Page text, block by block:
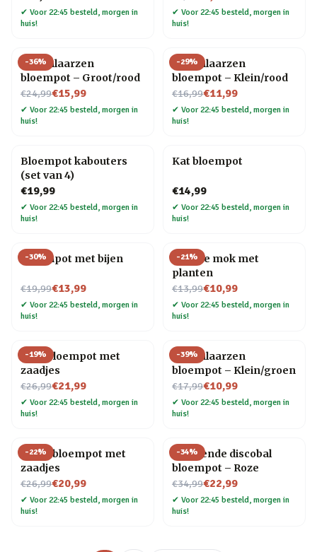
✔ Voor 22:45 besteld, morgen in
huis!
✔ Voor 22:45 besteld, morgen in
huis!
-36%
Regenlaarzen
bloempot – Groot/rood
€24,99
Nu voor€15,99
✔ Voor 22:45 besteld, morgen in
huis!
-29%
Regenlaarzen
bloempot – Klein/rood
€16,99
Nu voor€11,99
✔ Voor 22:45 besteld, morgen in
huis!
Bloempot kabouters
(set van 4)
€19,99
✔ Voor 22:45 besteld, morgen in
huis!
Kat bloempot
€14,99
✔ Voor 22:45 besteld, morgen in
huis!
-30%
Bloempot met bijen
€19,99
Nu voor€13,99
✔ Voor 22:45 besteld, morgen in
huis!
-21%
Emaille mok met
planten
€13,99
Nu voor€10,99
✔ Voor 22:45 besteld, morgen in
huis!
-19%
Dino bloempot met
zaadjes
€26,99
Nu voor€21,99
✔ Voor 22:45 besteld, morgen in
huis!
-39%
Regenlaarzen
bloempot – Klein/groen
€17,99
Nu voor€10,99
✔ Voor 22:45 besteld, morgen in
huis!
-22%
Lama bloempot met
zaadjes
€26,99
Nu voor€20,99
✔ Voor 22:45 besteld, morgen in
huis!
-34%
Hangende discobal
bloempot – Roze
€34,99
Nu voor€22,99
✔ Voor 22:45 besteld, morgen in
huis!